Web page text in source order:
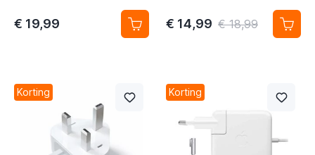
€ 19,99 € 14,99 € 18,99
Korting Korting